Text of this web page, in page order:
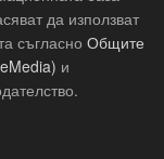
да използват
съгласно Общите
и